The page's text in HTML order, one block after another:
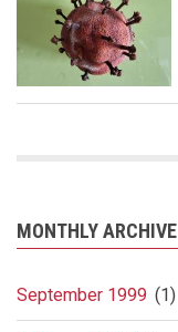
MONTHLY ARCHIVE
September 1999 (1)